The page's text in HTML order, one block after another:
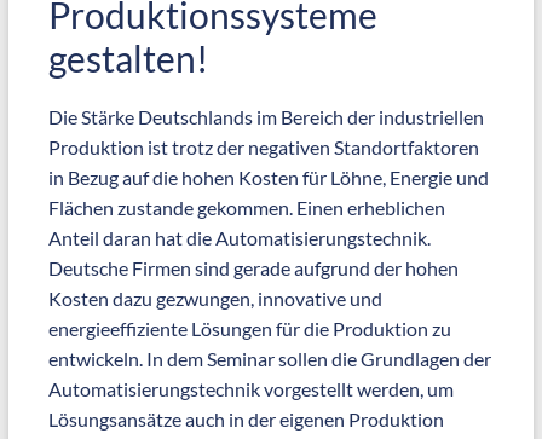
Produktionssysteme
gestalten!
Die Stärke Deutschlands im Bereich der industriellen
Produktion ist trotz der negativen Standortfaktoren
in Bezug auf die hohen Kosten für Löhne, Energie und
Flächen zustande gekommen. Einen erheblichen
Anteil daran hat die Automatisierungstechnik.
Deutsche Firmen sind gerade aufgrund der hohen
Kosten dazu gezwungen, innovative und
energieeffiziente Lösungen für die Produktion zu
entwickeln. In dem Seminar sollen die Grundlagen der
Automatisierungstechnik vorgestellt werden, um
Lösungsansätze auch in der eigenen Produktion